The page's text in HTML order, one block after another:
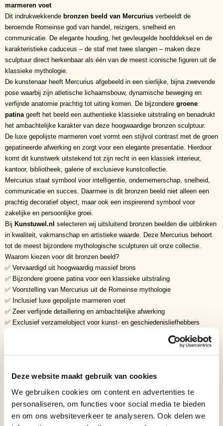
Deze website maakt gebruik van cookies
We gebruiken cookies om content en advertenties te
personaliseren, om functies voor social media te bieden
en om ons websiteverkeer te analyseren. Ook delen we
marmeren voet
Dit indrukwekkende bronzen beeld van Mercurius verbeeldt de
beroemde Romeinse god van handel, reizigers, snelheid en
communicatie. De elegante houding, het gevleugelde hoofddeksel en de
karakteristieke caduceus – de staf met twee slangen – maken deze
sculptuur direct herkenbaar als één van de meest iconische figuren uit de
klassieke mythologie.
De kunstenaar heeft Mercurius afgebeeld in een sierlijke, bijna zwevende
pose waarbij zijn atletische lichaamsbouw, dynamische beweging en
verfijnde anatomie prachtig tot uiting komen. De bijzondere groene
patina geeft het beeld een authentieke klassieke uitstraling en benadrukt
het ambachtelijke karakter van deze hoogwaardige bronzen sculptuur.
De luxe gepolijste marmeren voet vormt een stijlvol contrast met de groen
gepatineerde afwerking en zorgt voor een elegante presentatie. Hierdoor
komt dit kunstwerk uitstekend tot zijn recht in een klassiek interieur,
kantoor, bibliotheek, galerie of exclusieve kunstcollectie.
Mercurius staat symbool voor intelligentie, ondernemerschap, snelheid,
communicatie en succes. Daarmee is dit bronzen beeld niet alleen een
prachtig decoratief object, maar ook een inspirerend symbool voor
zakelijke en persoonlijke groei.
Bij Kunstuwel.nl selecteren wij uitsluitend bronzen beelden die uitblinken
in kwaliteit, vakmanschap en artistieke waarde. Deze Mercurius behoort
tot de meest bijzondere mythologische sculpturen uit onze collectie.
Waarom kiezen voor dit bronzen beeld?
✅ Vervaardigd uit hoogwaardig massief brons
✅ Bijzondere groene patina voor een klassieke uitstraling
✅ Voorstelling van Mercurius uit de Romeinse mythologie
✅ Inclusief luxe gepolijste marmeren voet
✅ Zeer verfijnde detaillering en ambachtelijke afwerking
✅ Exclusief verzamelobject voor kunst- en geschiedenisliefhebbers
• Snelheid
• Communicatie
• Intelligentie
• Ondernemerschap
• Succes
• Reizen